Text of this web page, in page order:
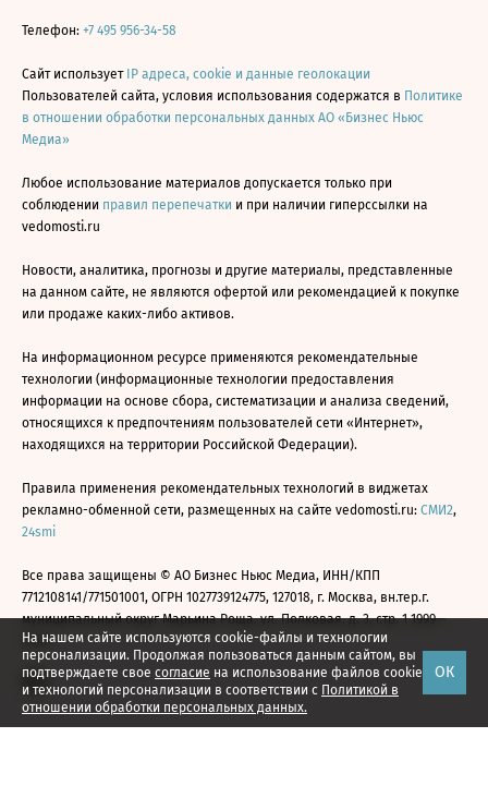
На нашем сайте используются cookie-файлы и технологии
персонализации. Продолжая пользоваться данным сайтом, вы
подтверждаете свое согласие на использование файлов cookie
и технологий персонализации в соответствии с Политикой в
отношении обработки персональных данных.
ОК
Телефон: +7 495 956-34-58
Сайт использует IP адреса, cookie и данные геолокации
Пользователей сайта, условия использования содержатся в Политике
в отношении обработки персональных данных АО «Бизнес Ньюс
Медиа»
Любое использование материалов допускается только при
соблюдении правил перепечатки и при наличии гиперссылки на
vedomosti.ru
Новости, аналитика, прогнозы и другие материалы, представленные
на данном сайте, не являются офертой или рекомендацией к покупке
или продаже каких-либо активов.
На информационном ресурсе применяются рекомендательные
технологии (информационные технологии предоставления
информации на основе сбора, систематизации и анализа сведений,
относящихся к предпочтениям пользователей сети «Интернет»,
находящихся на территории Российской Федерации).
Правила применения рекомендательных технологий в виджетах
рекламно-обменной сети, размещенных на сайте vedomosti.ru: СМИ2,
24smi
Все права защищены © АО Бизнес Ньюс Медиа, ИНН/КПП
7712108141/771501001, ОГРН 1027739124775, 127018, г. Москва, вн.тер.г.
муниципальный округ Марьина Роща, ул. Полковая, д. 3, стр. 1 1999—
2026